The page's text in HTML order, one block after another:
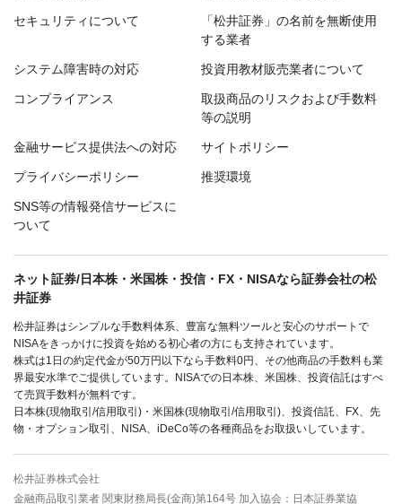
セキュリティについて
「松井証券」の名前を無断使用
する業者
システム障害時の対応 投資用教材販売業者について
コンプライアンス
取扱商品のリスクおよび手数料
等の説明
金融サービス提供法への対応 サイトポリシー
プライバシーポリシー 推奨環境
SNS等の情報発信サービスに
ついて
ネット証券/日本株・米国株・投信・FX・NISAなら証券会社の松
井証券
松井証券はシンプルな手数料体系、豊富な無料ツールと安心のサポートで
NISAをきっかけに投資を始める初心者の方にも支持されています。
株式は1日の約定代金が50万円以下なら手数料0円、その他商品の手数料も業
界最安水準でご提供しています。NISAでの日本株、米国株、投資信託はすべ
て売買手数料が無料です。
日本株(現物取引/信用取引)・米国株(現物取引/信用取引)、投資信託、FX、先
物・オプション取引、NISA、iDeCo等の各種商品をお取扱いしています。
松井証券株式会社
金融商品取引業者 関東財務局長(金商)第164号 加入協会：日本証券業協